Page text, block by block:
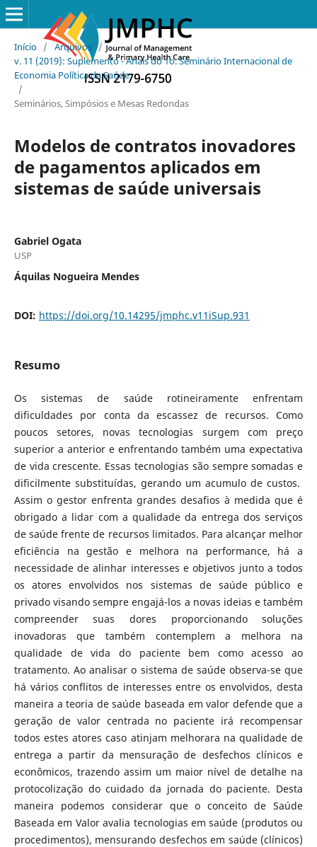
Início / Arquivos /
v. 11 (2019): Suplemento - Anais do 1o. Seminário Internacional de
Economia Política da Saúde
/
Seminários, Simpósios e Mesas Redondas
Modelos de contratos inovadores
de pagamentos aplicados em
sistemas de saúde universais
Gabriel Ogata
USP
Áquilas Nogueira Mendes
DOI: https://doi.org/10.14295/jmphc.v11iSup.931
Resumo
Os sistemas de saúde rotineiramente enfrentam
dificuldades por conta da escassez de recursos. Como
poucos setores, novas tecnologias surgem com preço
superior a anterior e enfrentando também uma expectativa
de vida crescente. Essas tecnologias são sempre somadas e
dificilmente substituídas, gerando um acumulo de custos.
Assim o gestor enfrenta grandes desafios à medida que é
obrigado a lidar com a qualidade da entrega dos serviços
de saúde frente de recursos limitados. Para alcançar melhor
eficiência na gestão e melhora na performance, há a
necessidade de alinhar interesses e objetivos junto a todos
os atores envolvidos nos sistemas de saúde público e
privado visando sempre engajá-los a novas ideias e também
compreender suas dores proporcionando soluções
inovadoras que também contemplem a melhora na
qualidade de vida do paciente bem como acesso ao
tratamento. Ao analisar o sistema de saúde observa-se que
há vários conflitos de interesses entre os envolvidos, desta
maneira a teoria de saúde baseada em valor defende que a
geração de valor centrada no paciente irá recompensar
todos estes atores caso atinjam melhorara na qualidade de
entrega a partir da mensuração de desfechos clínicos e
econômicos, trazendo assim um maior nível de detalhe na
protocolização do cuidado da jornada do paciente. Desta
maneira podemos considerar que o conceito de Saúde
Baseada em Valor avalia tecnologias em saúde (produtos ou
procedimentos), mensurando desfechos em saúde (clínicos)